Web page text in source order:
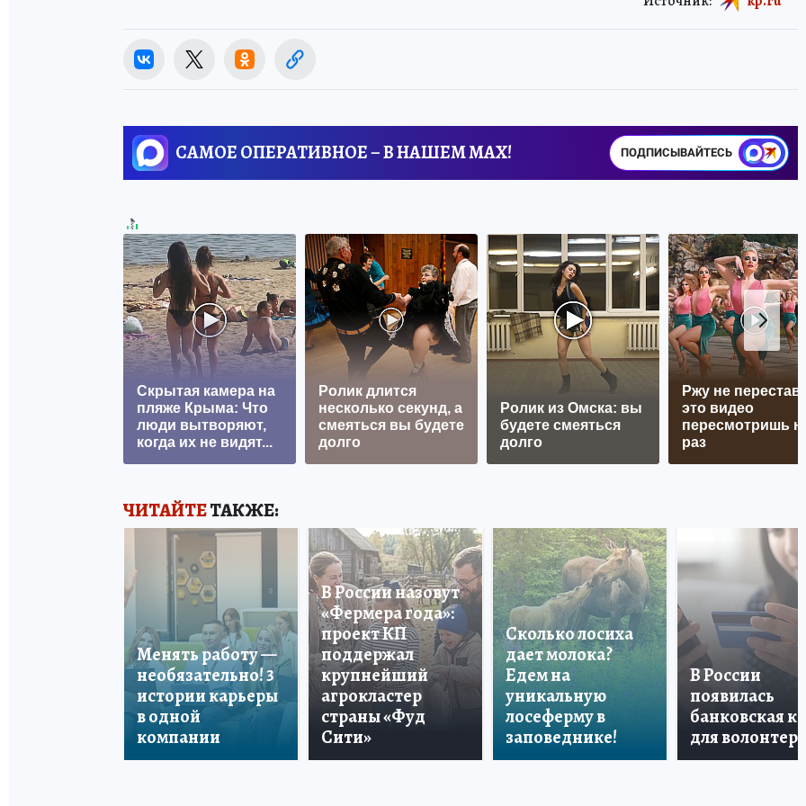
САМОЕ ОПЕРАТИВНОЕ – В НАШЕМ MAX! ПОДПИСЫВАЙТЕСЬ
Скрытая камера на
пляже Крыма: Что
люди вытворяют,
когда их не видят...
Ролик длится
несколько секунд, а
смеяться вы будете
долго
Ролик из Омска: вы
будете смеяться
долго
Ржу не
это видео
пересмотришь не
раз
ЧИТАЙТЕТАКЖЕ:
Менять работу —
необязательно! 3
истории карьеры
в одной
компании
В России назовут
«Фермера года»:
проект КП
поддержал
крупнейший
агрокластер
страны «Фуд
Сити»
Сколько лосиха
дает молока?
Едем на
уникальную
лосеферму в
заповеднике!
В России
появилась
банковская
для волонтеров